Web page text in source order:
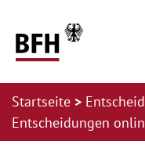
Startseite
Entscheidungen